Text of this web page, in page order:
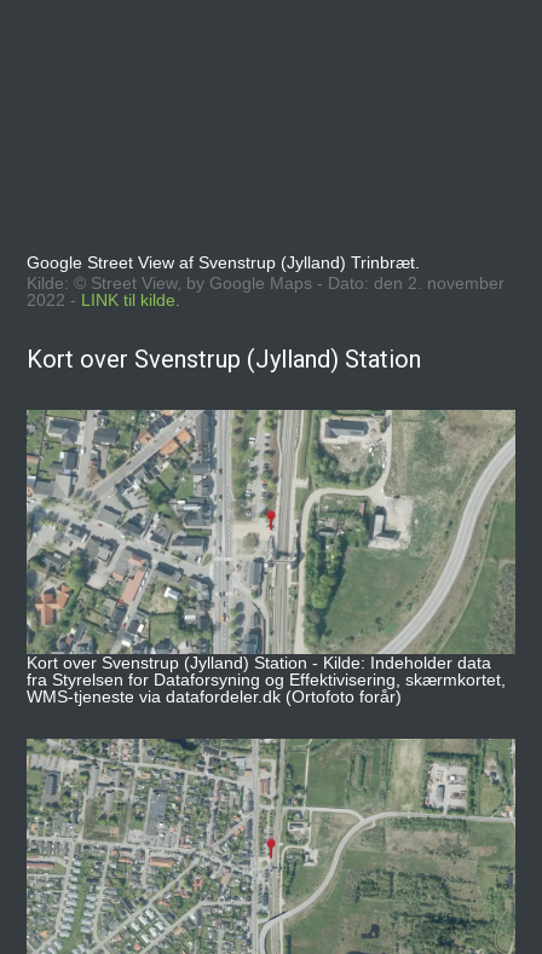
Google Street View af Svenstrup (Jylland) Trinbræt.
Kilde: © Street View, by Google Maps - Dato: den 2. november
2022 - LINK til kilde.
Kort over Svenstrup (Jylland) Station
Kort over Svenstrup (Jylland) Station - Kilde: Indeholder data
fra Styrelsen for Dataforsyning og Effektivisering, skærmkortet,
WMS-tjeneste via datafordeler.dk (Ortofoto forår)